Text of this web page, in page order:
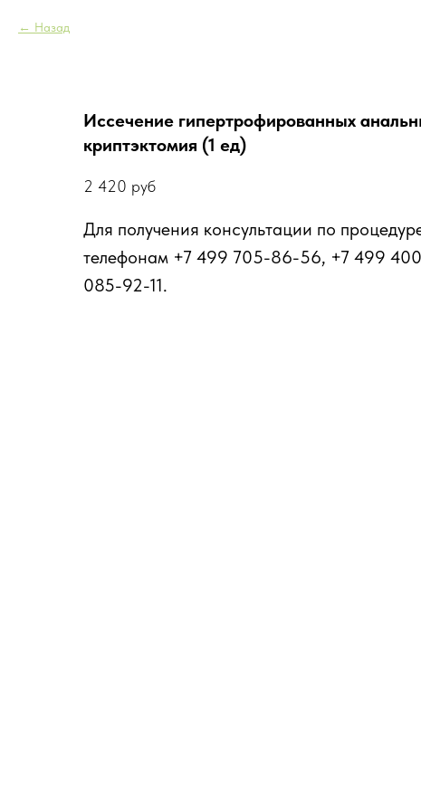
Назад
Иссечение гипертрофированных
криптэктомия (1 ед)
2 420 руб
Для получения консультации по
телефонам +7 499 705-86-56, +7 499
085-92-11.